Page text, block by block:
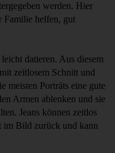
werden. Hier
Familie helfen, gut
datieren. Aus diesem
zeitlosem Schnitt und
meisten Porträts eine gute
Armen ablenken und sie
Jeans können zeitlos
im Bild zurück und kann